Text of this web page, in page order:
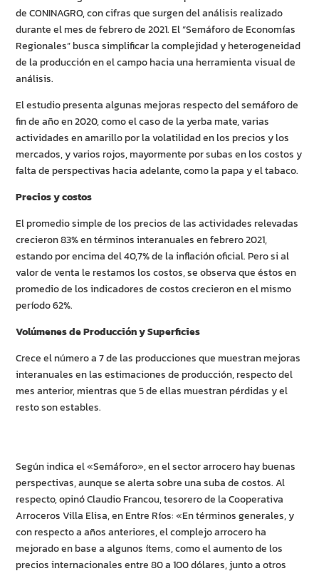
de CONINAGRO, con cifras que surgen del análisis realizado
durante el mes de febrero de 2021. El “Semáforo de Economías
Regionales” busca simplificar la complejidad y heterogeneidad
de la producción en el campo hacia una herramienta visual de
análisis.
El estudio presenta algunas mejoras respecto del semáforo de
fin de año en 2020, como el caso de la yerba mate, varias
actividades en amarillo por la volatilidad en los precios y los
mercados, y varios rojos, mayormente por subas en los costos y
falta de perspectivas hacia adelante, como la papa y el tabaco.
Precios y costos
El promedio simple de los precios de las actividades relevadas
crecieron 83% en términos interanuales en febrero 2021,
estando por encima del 40,7% de la inflación oficial. Pero si al
valor de venta le restamos los costos, se observa que éstos en
promedio de los indicadores de costos crecieron en el mismo
período 62%.
Volúmenes de Producción y Superficies
Crece el número a 7 de las producciones que muestran mejoras
interanuales en las estimaciones de producción, respecto del
mes anterior, mientras que 5 de ellas muestran pérdidas y el
resto son estables.
Según indica el «Semáforo», en el sector arrocero hay buenas
perspectivas, aunque se alerta sobre una suba de costos. Al
respecto, opinó Claudio Francou, tesorero de la Cooperativa
Arroceros Villa Elisa, en Entre Ríos: «En términos generales, y
con respecto a años anteriores, el complejo arrocero ha
mejorado en base a algunos ítems, como el aumento de los
precios internacionales entre 80 a 100 dólares, junto a otros